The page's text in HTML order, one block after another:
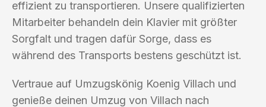
effizient zu transportieren. Unsere qualifizierten
Mitarbeiter behandeln dein Klavier mit größter
Sorgfalt und tragen dafür Sorge, dass es
während des Transports bestens geschützt ist.
Vertraue auf Umzugskönig Koenig Villach und
genieße deinen Umzug von Villach nach